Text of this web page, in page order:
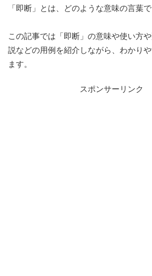
「即断」とは、どのような意味の言葉
この記事では「即断」の意味や使い方
説などの用例を紹介しながら、わかり
ます。
スポンサーリンク